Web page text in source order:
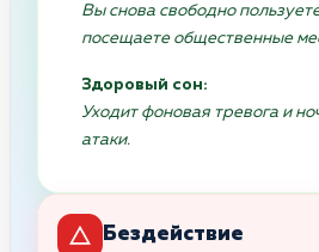
Вы снова свободно
посещаете общественные
Здоровый сон:
Уходит фоновая тревога и
атаки.
Бездействие